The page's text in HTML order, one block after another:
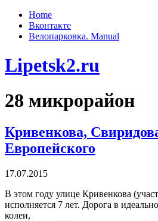
Home
Вконтакте
Велопарковка. Manual
Lipetsk2.ru
28 микрорайон
Кривенкова,
Европейского
17.07.2015
В этом году улице Кривенкова
исполняется 7 лет. Дорога в
колеи,